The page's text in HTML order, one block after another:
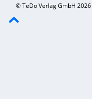
© TeDo Verlag GmbH